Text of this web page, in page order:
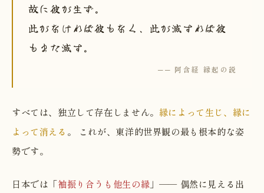
故に彼が生ず。
此がなければ彼もなく、此が滅すれば彼
もまた滅す。
── 阿含経 縁起の説
すべては、独立して存在しません。 縁によって生じ、縁に
よって消える 。 これが、東洋的世界観の最も根本的な姿
勢です。
日本では「袖振り合うも他生の縁 」── 偶然に見える出